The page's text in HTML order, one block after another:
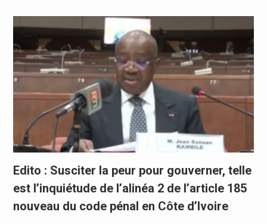
Edito : Susciter la peur pour gouverner, telle
est l’inquiétude de l’alinéa 2 de l’article 185
nouveau du code pénal en Côte d’Ivoire